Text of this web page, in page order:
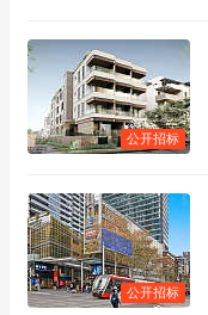
公开招标
公开招标